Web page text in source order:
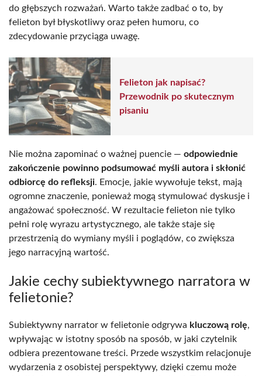
do głębszych rozważań. Warto także zadbać o to, by
felieton był błyskotliwy oraz pełen humoru, co
zdecydowanie przyciąga uwagę.
Felieton jak napisać?
Przewodnik po skutecznym
pisaniu
Nie można zapominać o ważnej puencie — odpowiednie
zakończenie powinno podsumować myśli autora i skłonić
odbiorcę do refleksji. Emocje, jakie wywołuje tekst, mają
ogromne znaczenie, ponieważ mogą stymulować dyskusje i
angażować społeczność. W rezultacie felieton nie tylko
pełni rolę wyrazu artystycznego, ale także staje się
przestrzenią do wymiany myśli i poglądów, co zwiększa
jego narracyjną wartość.
Jakie cechy subiektywnego narratora w
felietonie?
Subiektywny narrator w felietonie odgrywa kluczową rolę,
wpływając w istotny sposób na sposób, w jaki czytelnik
odbiera prezentowane treści. Przede wszystkim relacjonuje
wydarzenia z osobistej perspektywy, dzięki czemu może